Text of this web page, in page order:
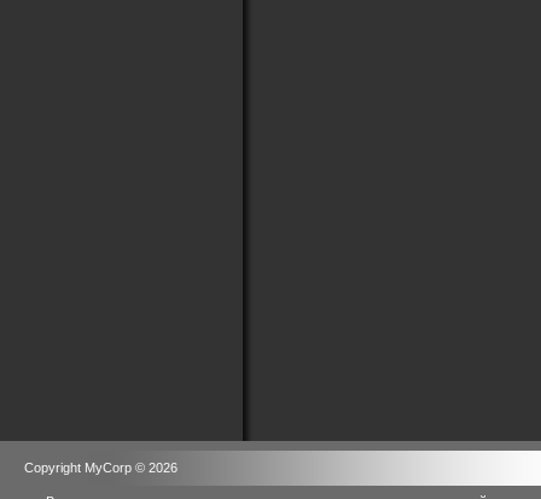
Copyright MyCorp © 2026